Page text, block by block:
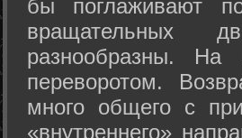
бы поглаживают
вращательных
разнообразны.
переворотом.
много общего с
«внутреннего»